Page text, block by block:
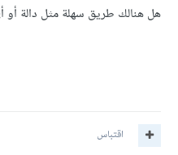
هل هنالك طريق سهلة مثل دالة
اقتباس